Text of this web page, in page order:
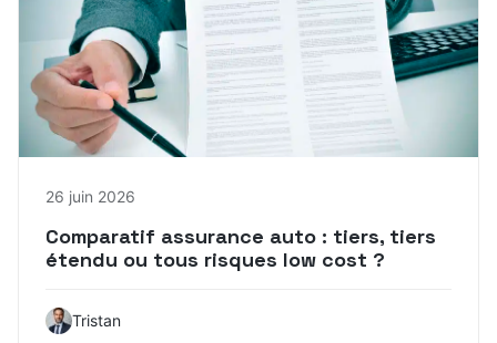
26 juin 2026
Comparatif assurance auto : tiers, tiers
étendu ou tous risques low cost ?
Tristan